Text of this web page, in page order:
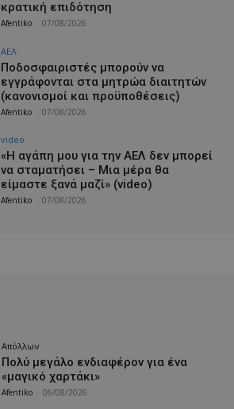
κρατική επιδότηση
Afentiko 07/08/2026
ΑΕΛ
Ποδοσφαιριστές μπορούν να
εγγράφονται στα μητρώα διαιτητών
(κανονισμοί και προϋποθέσεις)
Afentiko 07/08/2026
video
«Η αγάπη μου για την ΑΕΛ δεν μπορεί
να σταματήσει – Μια μέρα θα
είμαστε ξανά μαζί» (video)
Afentiko 07/08/2026
Απόλλων
Πολύ μεγάλο ενδιαφέρον για ένα
«μαγικό χαρτάκι»
Afentiko 06/08/2026